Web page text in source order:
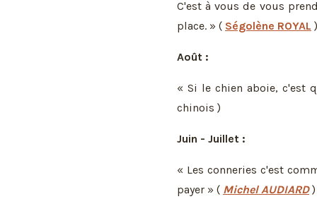
C'est à vous de vous
place. » ( Ségolène ROYAL )
Août :
« Si le chien aboie, c'est
chinois )
Juin - Juillet :
« Les conneries c'est
payer » ( Michel AUDIARD)